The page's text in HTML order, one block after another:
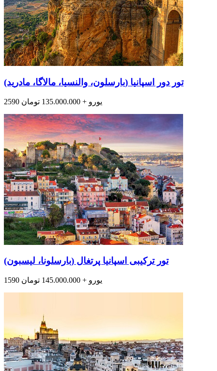
تور دور اسپانیا (بارسلون، والنسیا، مالاگا، مادرید)
2590 یورو + 135.000.000 تومان
تور ترکیبی اسپانیا پرتغال (بارسلونا، لیسبون)
1590 یورو + 145.000.000 تومان